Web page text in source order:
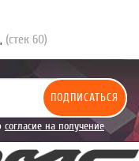
, (стек 60)
ПОДПИСАТЬСЯ
согласие на получение